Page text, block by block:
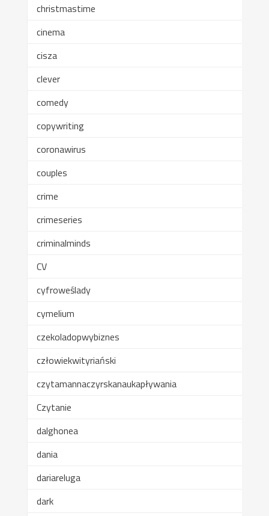
christmastime
cinema
cisza
clever
comedy
copywriting
coronawirus
couples
crime
crimeseries
criminalminds
CV
cyfroweślady
cymelium
czekoladopwybiznes
człowiekwityriański
czytamannaczyrskanaukapływania
Czytanie
dalghonea
dania
dariareluga
dark